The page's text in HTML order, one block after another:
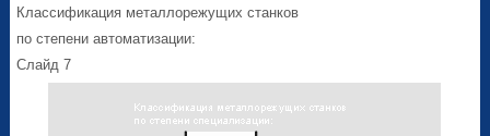
Классификация металлорежущих станков
по степени автоматизации:
Слайд 7